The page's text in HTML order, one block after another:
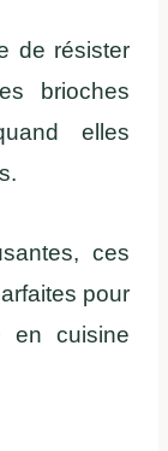
de résister
brioches
elles
ces
pour
en cuisine